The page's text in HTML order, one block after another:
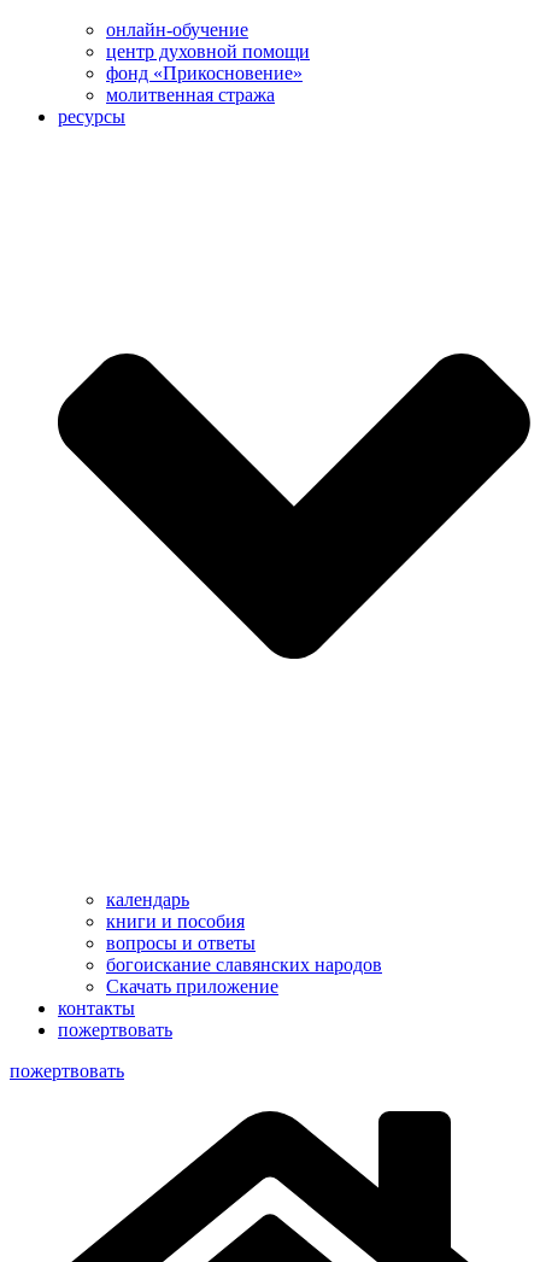
онлайн-обучение
центр духовной помощи
фонд «Прикосновение»
молитвенная стража
ресурсы
календарь
книги и пособия
вопросы и ответы
богоискание славянских народов
Скачать приложение
контакты
пожертвовать
пoжертвовать